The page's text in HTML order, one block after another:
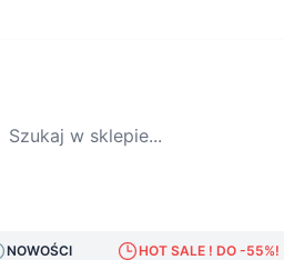
Szukaj w sklepie...
NOWOŚCI HOT SALE ! DO -55%!